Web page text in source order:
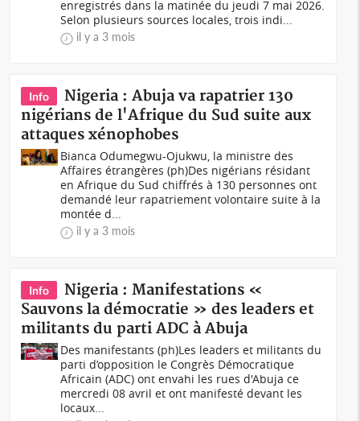
enregistrés dans la matinée du jeudi 7 mai 2026.
Selon plusieurs sources locales, trois indi...
il y a 3 mois
Info
Nigeria : Abuja va rapatrier 130
nigérians de l'Afrique du Sud suite aux
attaques xénophobes
Bianca Odumegwu-Ojukwu, la ministre des
Affaires étrangères (ph)Des nigérians résidant
en Afrique du Sud chiffrés à 130 personnes ont
demandé leur rapatriement volontaire suite à la
montée d...
il y a 3 mois
Info
Nigeria : Manifestations «
Sauvons la démocratie » des leaders et
militants du parti ADC à Abuja
Des manifestants (ph)Les leaders et militants du
parti d’opposition le Congrès Démocratique
Africain (ADC) ont envahi les rues d'Abuja ce
mercredi 08 avril et ont manifesté devant les
locaux...